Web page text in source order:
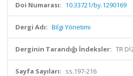
Doi Numarası: 10.33721/by.1290169
Dergi Adı: Bilgi Yönetimi
Derginin Tarandığı İndeksler: TR
Sayfa Sayıları: ss.197-216